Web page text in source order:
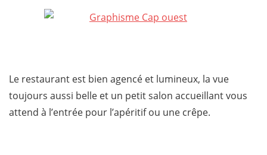
Le restaurant est bien agencé et lumineux, la vue
toujours aussi belle et un petit salon accueillant vous
attend à l’entrée pour l’apéritif ou une crêpe.